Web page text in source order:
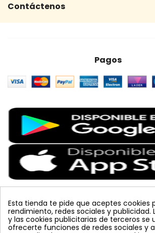
Contáctenos
Pagos
Etiquetas Populares
Esta tienda te pide que aceptes cookies
rendimiento, redes sociales y publicidad.
y las cookies publicitarias de terceros se
ofrecerte funciones de redes sociales y